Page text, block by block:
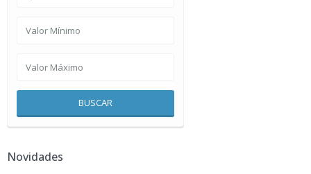
BUSCAR
Novidades